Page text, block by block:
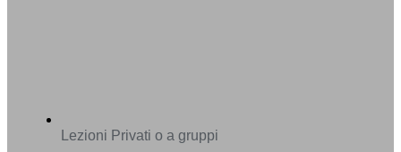
Lezioni Privati o a gruppi